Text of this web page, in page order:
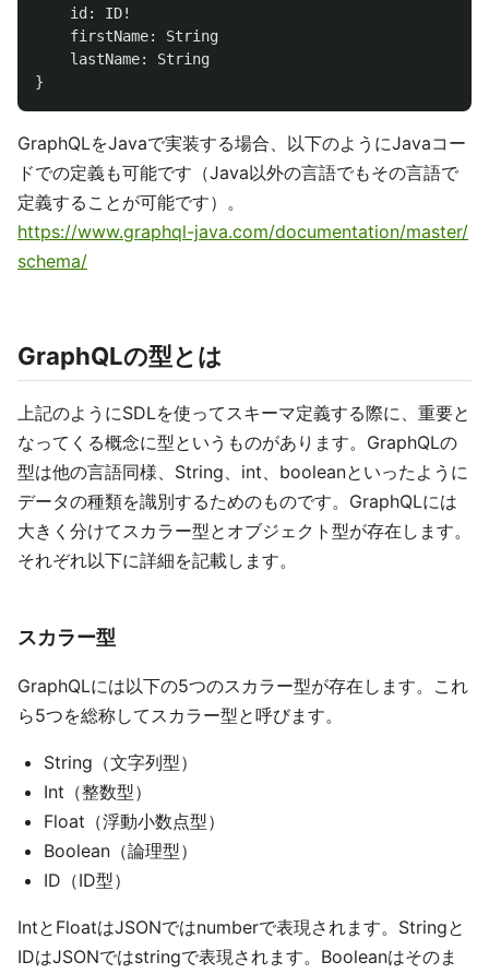
id : ID!
firstName:
String
lastName:
String
}
GraphQLをJavaで実装する場合、以下のようにJavaコー
ドでの定義も可能です（Java以外の言語でもその言語で
定義することが可能です）。
https://www.graphql-java.com/documentation/master/
schema/
GraphQLの型とは
上記のようにSDLを使ってスキーマ定義する際に、重要と
なってくる概念に型というものがあります。GraphQLの
型は他の言語同様、String、int、booleanといったように
データの種類を識別するためのものです。GraphQLには
大きく分けてスカラー型とオブジェクト型が存在します。
それぞれ以下に詳細を記載します。
スカラー型
GraphQLには以下の5つのスカラー型が存在します。これ
ら5つを総称してスカラー型と呼びます。
String（文字列型）
Int（整数型）
Float（浮動小数点型）
Boolean（論理型）
ID（ID型）
IntとFloatはJSONではnumberで表現されます。Stringと
IDはJSONではstringで表現されます。Booleanはそのま